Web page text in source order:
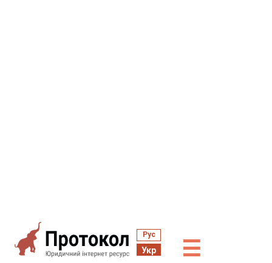
Рус
Укр ☰